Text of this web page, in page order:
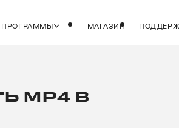
ПРОГРАММЫ МАГАЗИН
MP4 В